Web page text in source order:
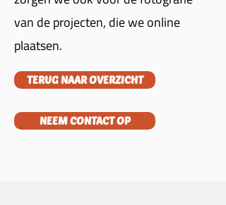
van de projecten, die we online
plaatsen.
TERUG NAAR OVERZICHT
NEEM CONTACT OP